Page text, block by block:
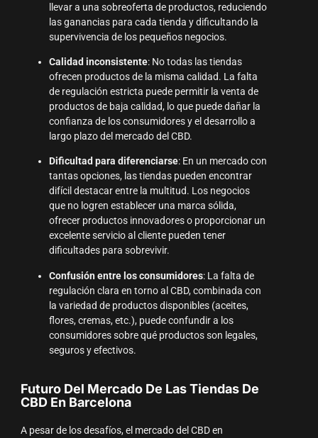
llevar a una sobreoferta de productos, reduciendo
las ganancias para cada tienda y dificultando la
supervivencia de los pequeños negocios.
Calidad inconsistente: No todas las tiendas
ofrecen productos de la misma calidad. La falta
de regulación estricta puede permitir la venta de
productos de baja calidad, lo que puede dañar la
confianza de los consumidores y el desarrollo a
largo plazo del mercado del CBD.
Dificultad para diferenciarse: En un mercado con
tantas opciones, las tiendas pueden encontrar
difícil destacar entre la multitud. Los negocios
que no logren establecer una marca sólida,
ofrecer productos innovadores o proporcionar un
excelente servicio al cliente pueden tener
dificultades para sobrevivir.
Confusión entre los consumidores: La falta de
regulación clara en torno al CBD, combinada con
la variedad de productos disponibles (aceites,
flores, cremas, etc.), puede confundir a los
consumidores sobre qué productos son legales,
seguros y efectivos.
Futuro Del Mercado De Las Tiendas De
CBD En Barcelona
A pesar de los desafíos, el mercado del CBD en